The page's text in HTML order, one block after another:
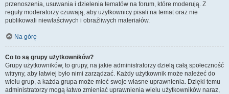
przenoszenia, usuwania i dzielenia tematów na forum, które moderują. Z
reguły moderatorzy czuwają, aby użytkownicy pisali na temat oraz nie
publikowali niewłaściwych i obraźliwych materiałów.
Na górę
Co to są grupy użytkowników?
Grupy użytkowników, to grupy, na jakie administratorzy dzielą całą społeczność
witryny, aby łatwiej było nimi zarządzać. Każdy użytkownik może należeć do
wielu grup, a każda grupa może mieć swoje własne uprawnienia. Dzięki temu
administratorzy mogą łatwo zmieniać uprawnienia wielu użytkowników naraz,